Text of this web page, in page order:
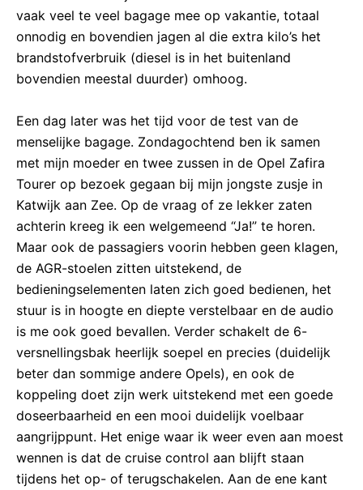
vaak veel te veel bagage mee op vakantie, totaal
onnodig en bovendien jagen al die extra kilo’s het
brandstofverbruik (diesel is in het buitenland
bovendien meestal duurder) omhoog.
Een dag later was het tijd voor de test van de
menselijke bagage. Zondagochtend ben ik samen
met mijn moeder en twee zussen in de Opel Zafira
Tourer op bezoek gegaan bij mijn jongste zusje in
Katwijk aan Zee. Op de vraag of ze lekker zaten
achterin kreeg ik een welgemeend “Ja!” te horen.
Maar ook de passagiers voorin hebben geen klagen,
de AGR-stoelen zitten uitstekend, de
bedieningselementen laten zich goed bedienen, het
stuur is in hoogte en diepte verstelbaar en de audio
is me ook goed bevallen. Verder schakelt de 6-
versnellingsbak heerlijk soepel en precies (duidelijk
beter dan sommige andere Opels), en ook de
koppeling doet zijn werk uitstekend met een goede
doseerbaarheid en een mooi duidelijk voelbaar
aangrijppunt. Het enige waar ik weer even aan moest
wennen is dat de cruise control aan blijft staan
tijdens het op- of terugschakelen. Aan de ene kant